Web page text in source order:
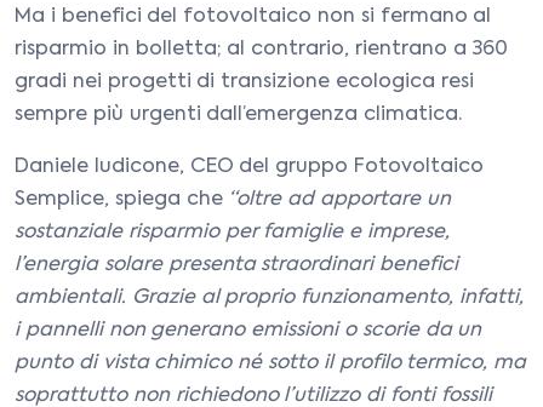
Ma i benefici del fotovoltaico non si fermano al
risparmio in bolletta; al contrario, rientrano a 360
gradi nei progetti di transizione ecologica resi
sempre più urgenti dall’emergenza climatica.
Daniele Iudicone, CEO del gruppo Fotovoltaico
Semplice, spiega che “oltre ad apportare un
sostanziale risparmio per famiglie e imprese,
l’energia solare presenta straordinari benefici
ambientali. Grazie al proprio funzionamento, infatti,
i pannelli non generano emissioni o scorie da un
punto di vista chimico né sotto il profilo termico, ma
soprattutto non richiedono l’utilizzo di fonti fossili